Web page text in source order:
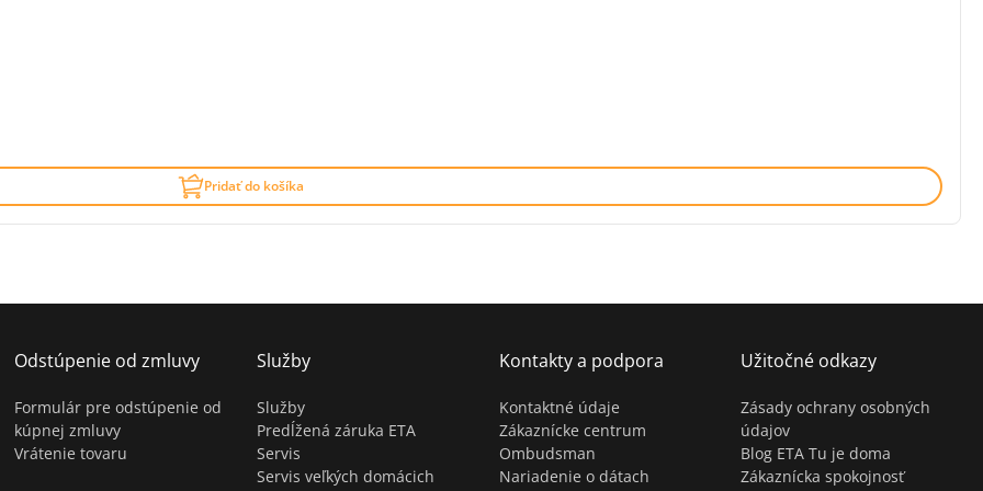
Pridať do košíka
Odstúpenie od zmluvy
Formulár pre odstúpenie od
kúpnej zmluvy
Vrátenie tovaru
Služby
Služby
Predĺžená záruka ETA
Servis
Servis veľkých domácich
Kontakty a podpora
Kontaktné údaje
Zákaznícke centrum
Ombudsman
Nariadenie o dátach
Užitočné odkazy
Zásady ochrany osobných
údajov
Blog ETA Tu je doma
Zákaznícka spokojnosť